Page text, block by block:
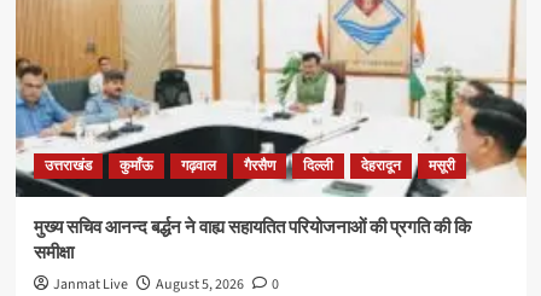
उत्तराखंड कुमाँऊ गढ़वाल गैरसैण दिल्ली देहरादून मसूरी
मुख्य सचिव आनन्द बर्द्धन ने वाह्य सहायतित परियोजनाओं की प्रगति की कि
समीक्षा
Janmat Live August 5, 2026 0